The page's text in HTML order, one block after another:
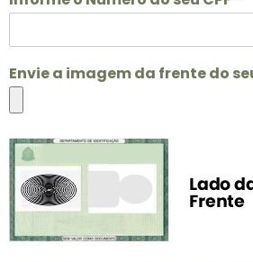
Envie a imagem da frente do